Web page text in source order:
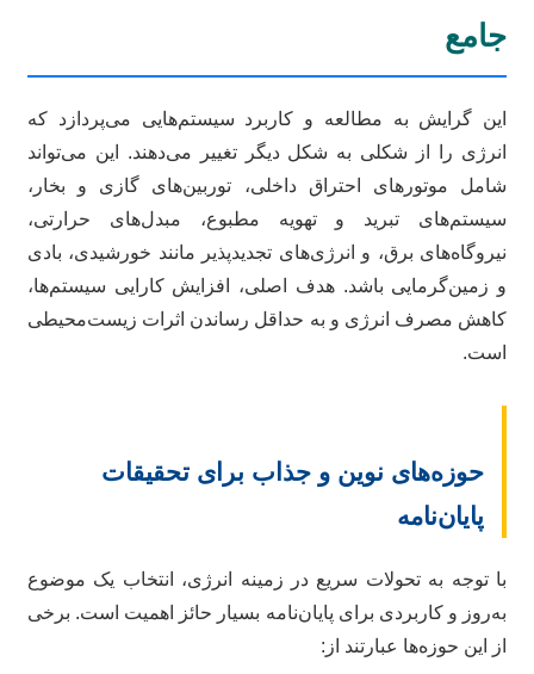
جامع
این گرایش به مطالعه و کاربرد سیستم‌هایی می‌پردازد که
انرژی را از شکلی به شکل دیگر تغییر می‌دهند. این می‌تواند
شامل موتورهای احتراق داخلی، توربین‌های گازی و بخار،
سیستم‌های تبرید و تهویه مطبوع، مبدل‌های حرارتی،
نیروگاه‌های برق، و انرژی‌های تجدیدپذیر مانند خورشیدی، بادی
و زمین‌گرمایی باشد. هدف اصلی، افزایش کارایی سیستم‌ها،
کاهش مصرف انرژی و به حداقل رساندن اثرات زیست‌محیطی
است.
حوزه‌های نوین و جذاب برای تحقیقات
پایان‌نامه
با توجه به تحولات سریع در زمینه انرژی، انتخاب یک موضوع
به‌روز و کاربردی برای پایان‌نامه بسیار حائز اهمیت است. برخی
از این حوزه‌ها عبارتند از: